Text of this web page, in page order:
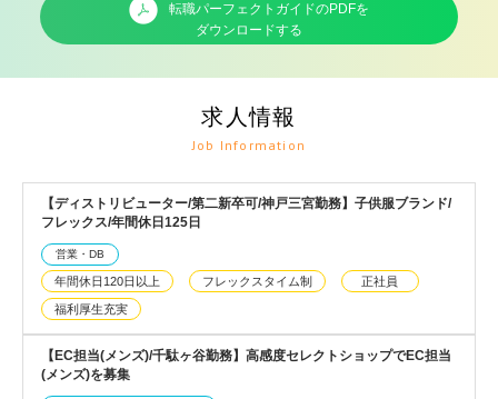
転職パーフェクトガイドのPDFを
ダウンロードする
求人情報
Job Information
【ディストリビューター/第二新卒可/神戸三宮勤務】子供服ブランド/
フレックス/年間休日125日
営業・DB
年間休日120日以上 フレックスタイム制 正社員
福利厚生充実
【EC担当(メンズ)/千駄ヶ谷勤務】高感度セレクトショップでEC担当
(メンズ)を募集